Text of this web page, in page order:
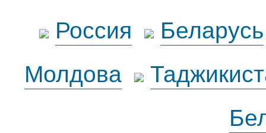
Россия
Беларусь
Молдова